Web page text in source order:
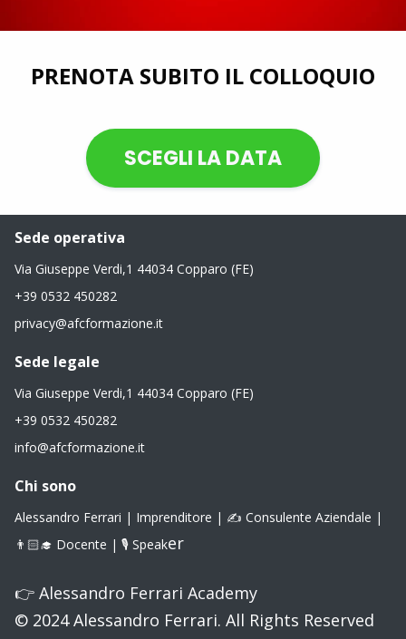
PRENOTA SUBITO IL COLLOQUIO
SCEGLI LA DATA
Sede operativa
Via Giuseppe Verdi,1 44034 Copparo (FE)
+39 0532 450282
privacy@afcformazione.it
Sede legale
Via Giuseppe Verdi,1 44034 Copparo (FE)
+39 0532 450282
info@afcformazione.it
Chi sono
Alessandro Ferrari | Imprenditore | ✍️ Consulente Aziendale |
👨🏻‍🎓 Docente | 🎙 Speaker
👉 Alessandro Ferrari Academy
© 2024 Alessandro Ferrari. All Rights Reserved